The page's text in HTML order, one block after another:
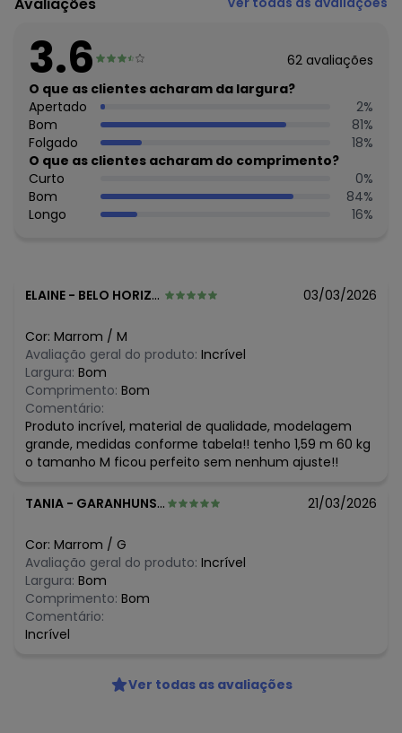
79.233.672/0010-98
Cuidados para conservação do produto: Lavar na
temperatura máxima de 40°.
Não usar alvejante.
Usar secadora na temperatura mínima.
Secar na sombra.
Passar na temperatura média.
Não lavar a seco.
Tecido: Meia Malha
Composição: Peca Total 100% Algodao
Avaliações
3.6 62 avaliações
O que as clientes acharam da largura?
Apertado
2%
Bom
81%
Folgado
18%
O que as clientes acharam do comprimento?
Curto
0%
Bom
84%
Longo
16%
ELAINE - BELO HORIZONTE - MG 03/03/2026
Cor: Marrom / M
Avaliação geral do produto: Incrível
Largura: Bom
Comprimento: Bom
Comentário:
Produto incrível, material de qualidade, modelagem
grande, medidas conforme tabela!! tenho 1,59 m 60 kg
o tamanho M ficou perfeito sem nenhum ajuste!!
TANIA - GARANHUNS - PE 21/03/2026
Cor: Marrom / G
Avaliação geral do produto: Incrível
Largura: Bom
Comprimento: Bom
Comentário:
Incrível
Ver todas as avaliações